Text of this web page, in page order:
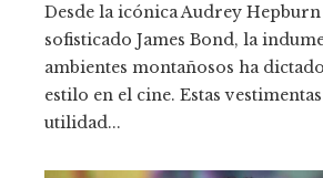
Desde la icónica Audrey Hepburn
sofisticado James Bond, la
ambientes montañosos ha
estilo en el cine. Estas
utilidad...